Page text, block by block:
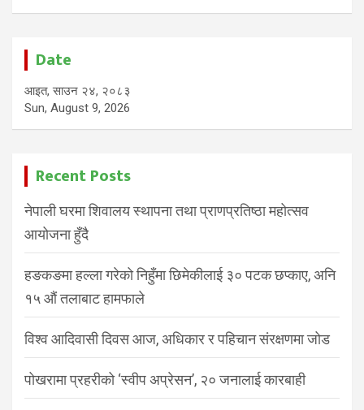
Date
आइत, साउन २४, २०८३
Sun, August 9, 2026
Recent Posts
नेपाली घरमा शिवालय स्थापना तथा प्राणप्रतिष्ठा महोत्सव
आयोजना हुँदै
हङकङमा हल्ला गरेको निहुँमा छिमेकीलाई ३० पटक छप्काए, अनि
१५ औं तलाबाट हामफाले
विश्व आदिवासी दिवस आज, अधिकार र पहिचान संरक्षणमा जोड
पोखरामा प्रहरीको ‘स्वीप अप्रेसन’, २० जनालाई कारबाही